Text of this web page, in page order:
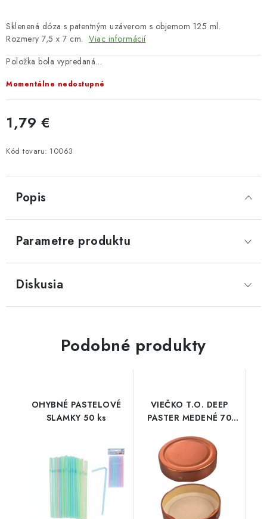
Kontakty
Obchodné podmienky
Podmienky ochrany osobných údajov
Sklenená dóza s patentným uzáverom s objemom 125 ml.
Rozmery 7,5 x 7 cm. Viac informácií
Položka bola vypredaná…
Momentálne nedostupné
1,79 €
Kód tovaru: 10063
Popis
Parametre produktu
Diskusia
Podobné produkty
OHYBNÉ PASTELOVÉ
SLAMKY 50 ks
VIEČKO T.O. DEEP
PASTER MEDENÉ 70